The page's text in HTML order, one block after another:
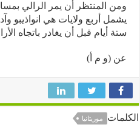
المنتظر أن يمر الرالي بمسار
أربع ولايات هي انواذيبو وآدرار
أيام قبل أن يغادر باتجاه الأراضي
(و م أ)
موريتانيا